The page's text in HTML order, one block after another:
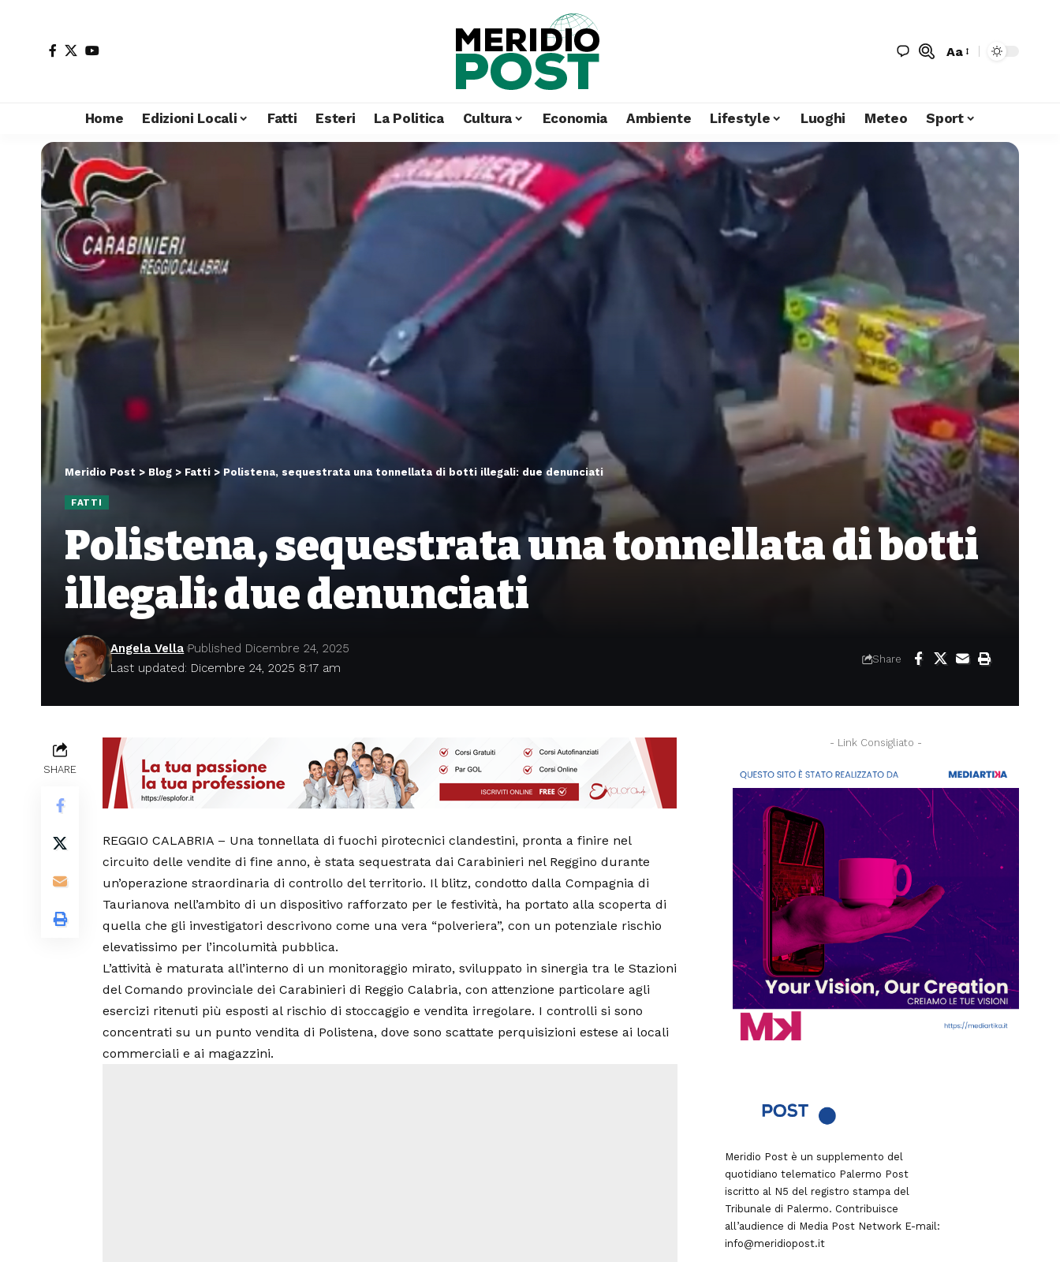
Aa
Home Edizioni Locali Fatti Esteri La Politica Cultura Economia Ambiente Lifestyle Luoghi Meteo Sport
Meridio Post > Blog > Fatti > Polistena, sequestrata una tonnellata di botti illegali: due denunciati
FATTI
Polistena, sequestrata una tonnellata di botti
illegali: due denunciati
Last updated: Dicembre 24, 2025 8:17 am
Angela Vella Published Dicembre 24, 2025
Share
SHARE
REGGIO CALABRIA – Una tonnellata di fuochi pirotecnici clandestini, pronta a finire nel
circuito delle vendite di fine anno, è stata sequestrata dai Carabinieri nel Reggino durante
un’operazione straordinaria di controllo del territorio. Il blitz, condotto dalla Compagnia di
Taurianova nell’ambito di un dispositivo rafforzato per le festività, ha portato alla scoperta di
quella che gli investigatori descrivono come una vera “polveriera”, con un potenziale rischio
elevatissimo per l’incolumità pubblica.
L’attività è maturata all’interno di un monitoraggio mirato, sviluppato in sinergia tra le Stazioni
del Comando provinciale dei Carabinieri di Reggio Calabria, con attenzione particolare agli
esercizi ritenuti più esposti al rischio di stoccaggio e vendita irregolare. I controlli si sono
concentrati su un punto vendita di Polistena, dove sono scattate perquisizioni estese ai locali
commerciali e ai magazzini.
- Link Consigliato -
Meridio Post è un supplemento del
quotidiano telematico Palermo Post
iscritto al N5 del registro stampa del
Tribunale di Palermo. Contribuisce
all’audience di Media Post NetworkE-mail:
info@meridiopost.it